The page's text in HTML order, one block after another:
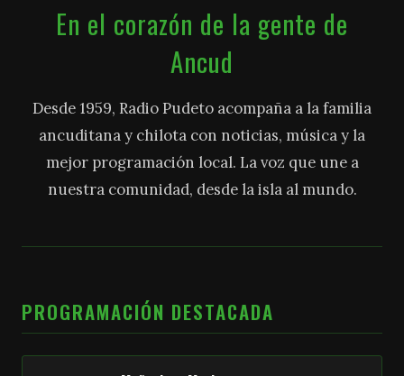
En el corazón de la gente de
Ancud
Desde 1959, Radio Pudeto acompaña a la familia
ancuditana y chilota con noticias, música y la
mejor programación local. La voz que une a
nuestra comunidad, desde la isla al mundo.
PROGRAMACIÓN DESTACADA